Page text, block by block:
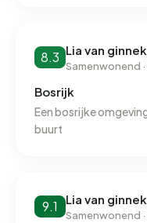
8.3 Lia van
Samenwonend
Bosrijk
Een bosrijke
buurt
9.1 Lia van
Samenwonend